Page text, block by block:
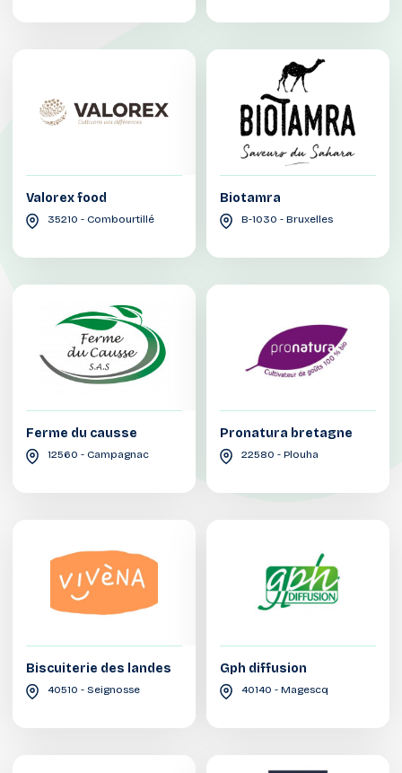
Valorex food
35210 - Combourtillé
Biotamra
B-1030 - Bruxelles
Ferme du causse
12560 - Campagnac
Pronatura bretagne
22580 - Plouha
Biscuiterie des landes
40510 - Seignosse
Gph diffusion
40140 - Magescq